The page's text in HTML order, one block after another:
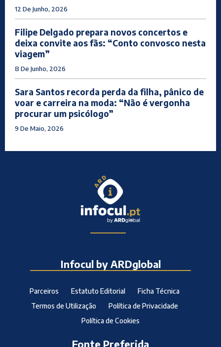
12 De Junho, 2026
Filipe Delgado prepara novos concertos e
deixa convite aos fãs: “Conto convosco nesta
viagem”
8 De Junho, 2026
Sara Santos recorda perda da filha, pânico de
voar e carreira na moda: “Não é vergonha
procurar um psicólogo”
9 De Maio, 2026
Infocul by ARDglobal
Parceiros Estatuto Editorial
Ficha Técnica
Termos de Utilização
Política de Privacidade
Política de Cookies
Fonte Preferida